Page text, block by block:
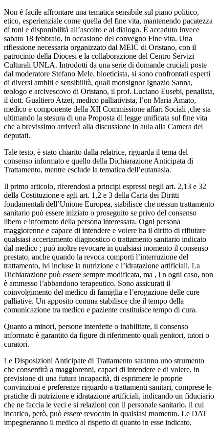
Non è facile affrontare una tematica sensibile sul piano politico,
etico, esperienziale come quella del fine vita, mantenendo pacatezza
di toni e disponibilità all’ascolto e al dialogo. È accaduto invece
sabato 18 febbraio, in occasione del convegno Fine vita. Una
riflessione necessaria organizzato dal MEIC di Oristano, con il
patrocinio della Diocesi e la collaborazione del Centro Servizi
Culturali UNLA. Introdotti da una serie di domande cruciali poste
dal moderatore Stefano Mele, bioeticista, si sono confrontati esperti
di diversi ambiti e sensibilità, quali monsignor Ignazio Sanna,
teologo e arcivescovo di Oristano, il prof. Luciano Eusebi, penalista,
il dott. Gualtiero Atzei, medico palliativista, l’on Maria Amato,
medico e componente della XII Commissione affari Sociali ,che sta
ultimando la stesura di una Proposta di legge unificata sul fine vita
che a brevissimo arriverà alla discussione in aula alla Camera dei
deputati.
Tale testo, è stato chiarito dalla relatrice, riguarda il tema del
consenso informato e quello della Dichiarazione Anticipata di
Trattamento, mentre esclude la tematica dell’eutanasia.
Il primo articolo, riferendosi a principi espressi negli art. 2,13 e 32
della Costituzione e agli art. 1,2 e 3 della Carta dei Diritti
fondamentali dell’Unione Europea, stabilisce che nessun trattamento
sanitario può essere iniziato o proseguito se privo del consenso
libero e informato della persona interessata. Ogni persona
maggiorenne e capace di intendere e volere ha il diritto di rifiutare
qualsiasi accertamento diagnostico o trattamento sanitario indicato
dal medico ; può inoltre revocare in qualsiasi momento il consenso
prestato, anche quando la revoca comporti l’interruzione del
trattamento, ivi incluse la nutrizione e l’idratazione artificiali. La
Dichiarazione può essere sempre modificata, ma , i n ogni caso, non
è ammesso l’abbandono terapeutico. Sono assicurati il
coinvolgimento del medico di famiglia e l’erogazione delle cure
palliative. Un apposito comma stabilisce che il tempo della
comunicazione tra medico e paziente costituisce tempo di cura.
Quanto a minori, persone interdette o inabilitate, il consenso
informato è garantito da figure di riferimento quali genitori, tutori o
curatori.
Le Disposizioni Anticipate di Trattamento saranno uno strumento
che consentirà a maggiorenni, capaci di intendere e di volere, in
previsione di una futura incapacità, di esprimere le proprie
convinzioni e preferenze riguardo a trattamenti sanitari, comprese le
pratiche di nutrizione e idratazione artificiali, indicando un fiduciario
che ne faccia le veci e si relazioni con il personale sanitario, il cui
incarico, però, può essere revocato in qualsiasi momento. Le DAT
impegneranno il medico al rispetto di quanto in esse indicato.